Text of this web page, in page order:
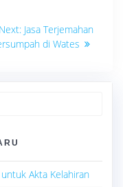
Next: Next
post:
Jasa Terjemahan
di Wates
Akta Kelahiran